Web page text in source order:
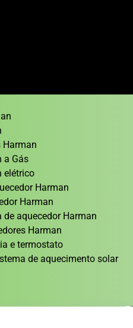
Harman
a Gás
elétrico
Harman
Harman
aquecedor Harman
Harman
e termostato
de aquecimento solar